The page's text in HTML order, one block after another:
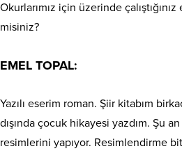
Okurlarımız için üzerinde
misiniz?
EMEL TOPAL:
Yazılı eserim roman. Şiir kitabım
dışında çocuk hikayesi yazdım. Şu
resimlerini yapıyor. Resimlendirme